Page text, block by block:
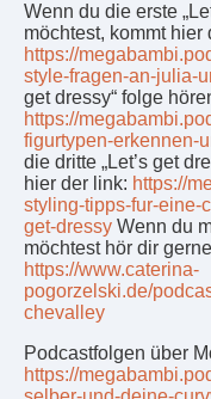
Wenn du die erste
möchtest, kommt hier
https://
style-fragen-an-julia-
get dressy“ folge
https://
figurtypen-erkennen-
die dritte „Let’s get
hier der link: https://
styling-tipps-fur-eine-
get-dressy Wenn du
möchtest hör dir
https://www.caterina-
pogorzelski.de/
chevalley
Podcastfolgen über
https://